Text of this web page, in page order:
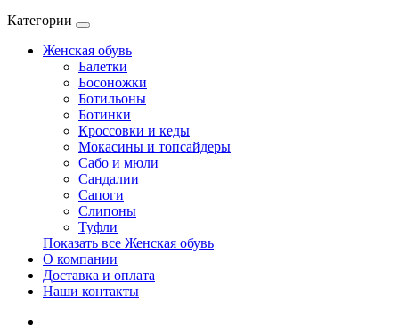
Категории
Женская обувь
Балетки
Босоножки
Ботильоны
Ботинки
Кроссовки и кеды
Мокасины и топсайдеры
Сабо и мюли
Сандалии
Сапоги
Слипоны
Туфли
Показать все Женская обувь
О компании
Доставка и оплата
Наши контакты